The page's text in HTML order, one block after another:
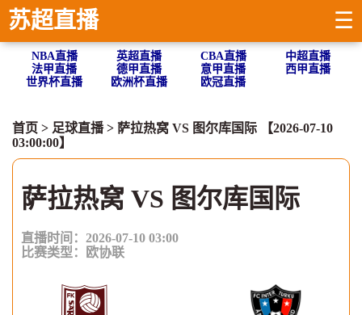
苏超直播 ☰
NBA直播 英超直播 CBA直播
中超直播
法甲直播
德甲直播 意甲直播
西甲直播
世界杯直播
欧洲杯直播 欧冠直播
首页 > 足球直播> 萨拉热窝 VS 图尔库国际 【2026-07-10
03:00:00】
萨拉热窝 VS 图尔库国际
直播时间：2026-07-10 03:00
比赛类型：
欧协联